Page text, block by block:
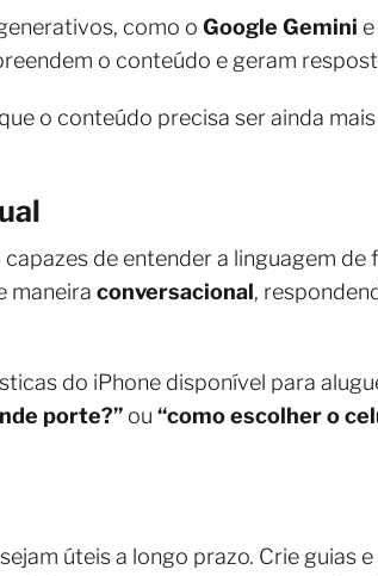
como o Google Gemini
o conteúdo e geram
o conteúdo precisa ser ainda mais
capazes de entender a linguagem de
maneira conversacional,
do iPhone disponível para
porte?” ou “como escolher o
úteis a longo prazo. Crie guias